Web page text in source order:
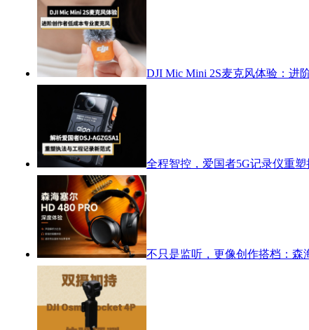
DJI Mic Mini 2S麦克风体验：进
全程智控，爱国者5G记录仪重
不只是监听，更像创作搭档：森